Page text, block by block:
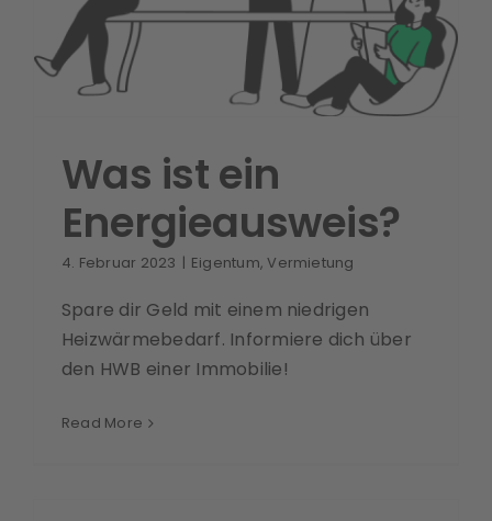
Was ist ein
Energieausweis?
4. Februar 2023 | Eigentum,Vermietung
Spare dir Geld mit einem niedrigen
Heizwärmebedarf. Informiere dich über
den HWB einer Immobilie!
Read More